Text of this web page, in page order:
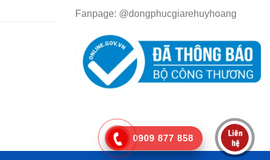
Fanpage: @dongphucgiarehuyhoang
0909 877 858